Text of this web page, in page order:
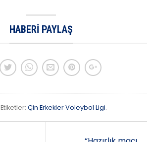
HABERI PAYLAŞ
Etiketler: Çin Erkekler Voleybol Ligi.